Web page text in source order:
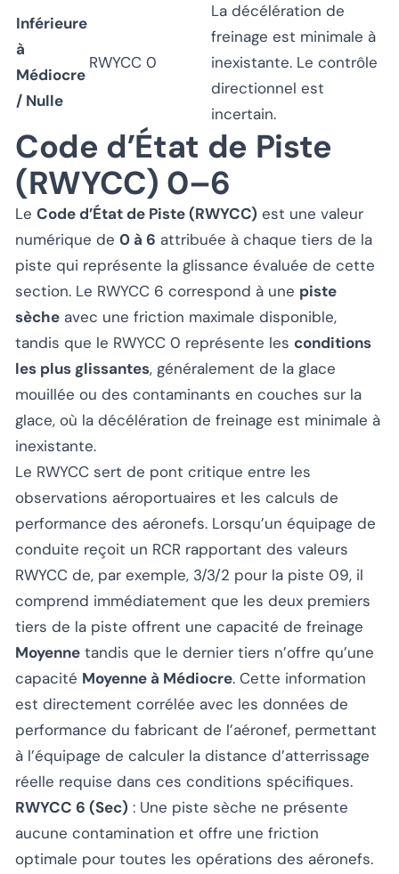
Inférieure
à
Médiocre
/ Nulle
RWYCC 0
La décélération de
freinage est minimale à
inexistante. Le contrôle
directionnel est
incertain.
Code d’État de Piste
(RWYCC) 0–6
Le Code d’État de Piste (RWYCC) est une valeur
numérique de 0 à 6 attribuée à chaque tiers de la
piste qui représente la glissance évaluée de cette
section. Le RWYCC 6 correspond à une piste
sèche avec une friction maximale disponible,
tandis que le RWYCC 0 représente les conditions
les plus glissantes, généralement de la glace
mouillée ou des contaminants en couches sur la
glace, où la décélération de freinage est minimale à
inexistante.
Le RWYCC sert de pont critique entre les
observations aéroportuaires et les calculs de
performance des aéronefs. Lorsqu’un équipage de
conduite reçoit un RCR rapportant des valeurs
RWYCC de, par exemple, 3/3/2 pour la piste 09, il
comprend immédiatement que les deux premiers
tiers de la piste offrent une capacité de freinage
Moyenne tandis que le dernier tiers n’offre qu’une
capacité Moyenne à Médiocre. Cette information
est directement corrélée avec les données de
performance du fabricant de l’aéronef, permettant
à l’équipage de calculer la distance d’atterrissage
réelle requise dans ces conditions spécifiques.
RWYCC 6 (Sec) : Une piste sèche ne présente
aucune contamination et offre une friction
optimale pour toutes les opérations des aéronefs.